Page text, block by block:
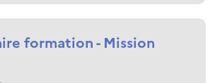
formation - Mission